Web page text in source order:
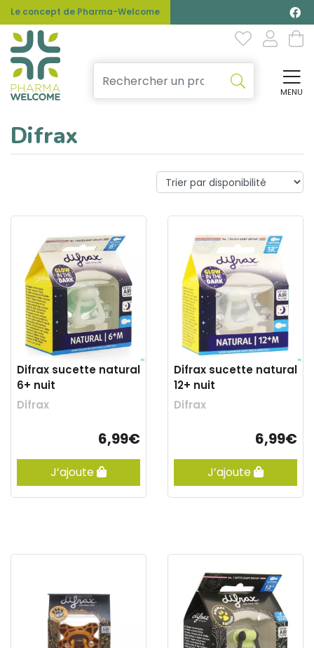
Le concept de Pharma-Welcome
MENU
Difrax
Difrax sucette natural
6+ nuit
Difrax
6,99€
J’ajoute
Difrax sucette natural
12+ nuit
Difrax
6,99€
J’ajoute